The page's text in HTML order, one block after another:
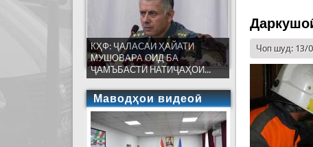
Чоп шуд: 13/
КҲФ: ҶАЛАСАИ ҲАЙАТИ
МУШОВАРА ОИД БА
ҶАМЪБАСТИ НАТИҶАҲОИ...
Маводҳои видеоӣ